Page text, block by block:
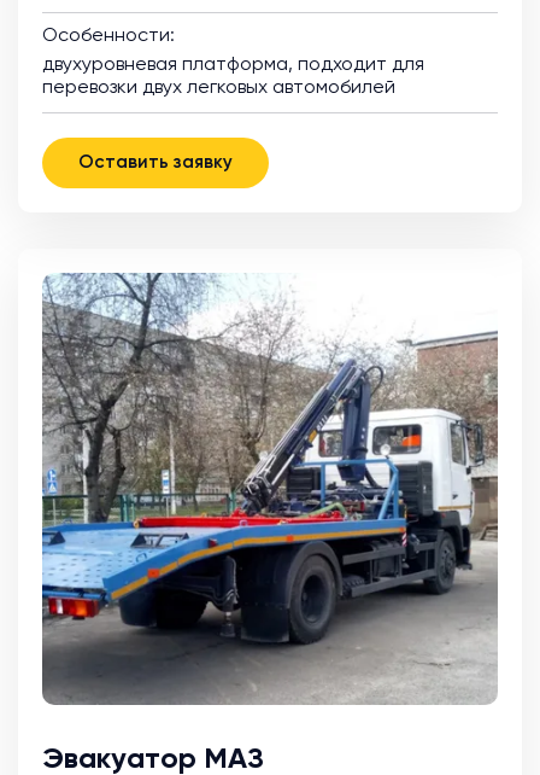
Особенности:
двухуровневая платформа, подходит для
перевозки двух легковых автомобилей
Оставить заявку
Эвакуатор МАЗ